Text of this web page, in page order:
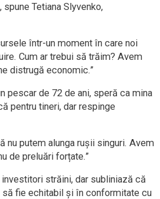
spune Tetiana Slyvenko,
într-un moment în care noi
Cum ar trebui să trăim? Avem
distrugă economic.”
pescar de 72 de ani, speră ca mina
pentru tineri, dar respinge
nu putem alunga rușii singuri. Avem
de preluări forțate.”
străini, dar subliniază că
să fie echitabil și în conformitate cu